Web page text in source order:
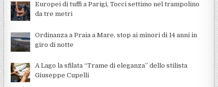
Europei di tuffi a Parigi, Tocci settimo nel trampolino
da tre metri
Ordinanza a Praia a Mare, stop ai minori di 14 anni in
giro di notte
A Lago la sfilata “Trame di eleganza” dello stilista
Giuseppe Cupelli